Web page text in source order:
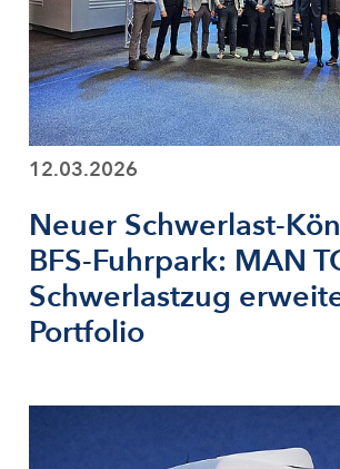
12.03.2026
Neuer Schwerlast-
BFS-Fuhrpark: MAN
Schwerlastzug
Portfolio